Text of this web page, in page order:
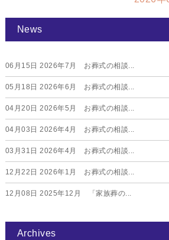
News
06月15日 2026年7月 お葬式の相談...
05月18日 2026年6月 お葬式の相談...
04月20日 2026年5月 お葬式の相談...
04月03日 2026年4月 お葬式の相談...
03月31日 2026年4月 お葬式の相談...
12月22日 2026年1月 お葬式の相談...
12月08日 2025年12月 「家族葬の...
Archives